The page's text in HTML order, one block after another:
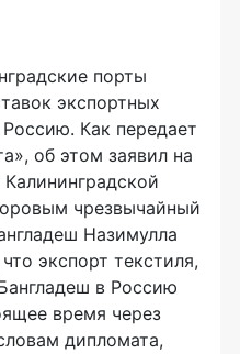
порты
экспортных
Как передает
об этом заявил на
чрезвычайный
Назимулла
экспорт текстиля,
в Россию
время через
дипломата,